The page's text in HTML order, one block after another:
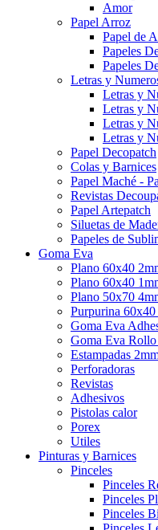
Amor
Papel Arroz
Papel de
Papeles
Papeles
Letras y
Letras y
Letras y
Letras y
Letras y
Papel Decopatch
Colas y Barnices
Papel Maché -
Revistas
Papel Artepatch
Siluetas de
Papeles de
Goma Eva
Plano 60x40
Plano 60x40
Plano 50x70
Purpurina
Goma Eva
Goma Eva
Estampadas
Perforadoras
Revistas
Adhesivos
Pistolas calor
Porex
Utiles
Pinturas y Barnices
Pinceles
Pinceles
Pinceles
Pinceles